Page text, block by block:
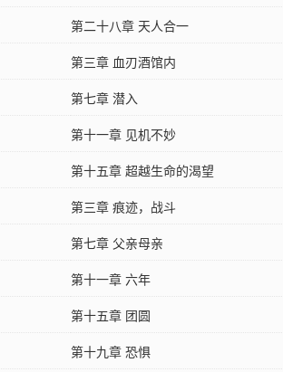
第二十八章 天人合一
第三章 血刃酒馆内
第七章 潜入
第十一章 见机不妙
第十五章 超越生命的渴望
第三章 痕迹，战斗
第七章 父亲母亲
第十一章 六年
第十五章 团圆
第十九章 恐惧